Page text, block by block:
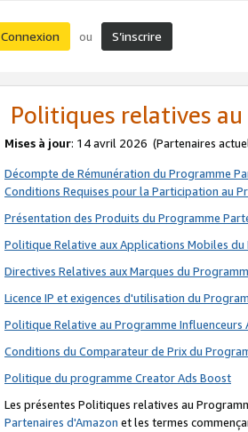
Connexion ou S’inscrire
Politiques relatives
Mises à jour: 14 avril 2026 (Partenaires
Décompte de Rémunération du Programme
Conditions Requises pour la Participation au
Présentation des Produits du Programme
Politique Relative aux Applications Mobiles
Directives Relatives aux Marques du
Licence IP et exigences d'utilisation du
Politique Relative au Programme Influenceurs
Conditions du Comparateur de Prix du
Politique du programme Creator Ads Boost
Les présentes Politiques relatives au
Partenaires d'Amazon et les termes